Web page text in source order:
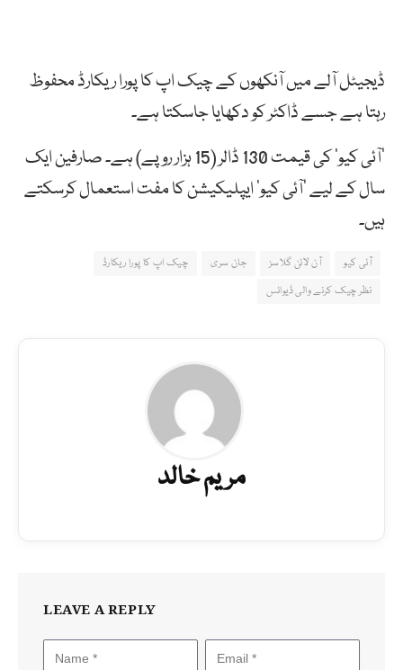
ڈیجیٹل آلے میںآنکھوںکےچیکاپکاپوراریکارڈمحفوظ
رہتا ہےجسےڈاکٹرکودکھایاجاسکتاہے۔
‘آئی کیو’ کی قیمت 130 ڈالر (15 ہزار روپے) ہے۔ صارفین ایک
سال کے لیے ‘آئی کیو’ ایپلیکیشن کا مفت استعمال کرسکتے
ہیں۔
آئی کیو آن لائن گلاسز جان سری
چیک اپ کا پورا ریکارڈ
نظر چیک کرنے والی ڈیوائس
مریم خالد
LEAVE A REPLY